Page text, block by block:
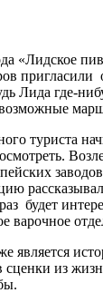
«Лидское
пригласили
Лида где-
возможные
туриста
будет
является
сценки из